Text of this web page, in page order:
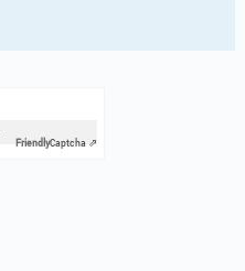
FriendlyCaptcha ⇗